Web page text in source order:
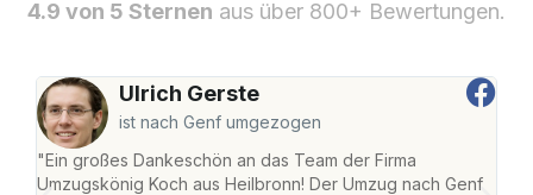
4.9 von 5 Sternen aus über 800+ Bewertungen.
Ulrich Gerste
ist nach Genf umgezogen
"Ein großes Dankeschön an das Team der Firma
Umzugskönig Koch aus Heilbronn! Der Umzug nach Genf